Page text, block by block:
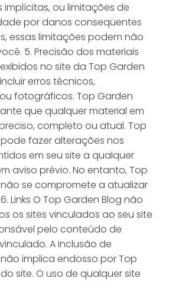
implícitas, ou limitações de
por danos conseqüentes
essas limitações podem não
5. Precisão dos materiais
no site da Top Garden
erros técnicos,
fotográficos. Top Garden
que qualquer material em
completo ou atual. Top
fazer alterações nos
em seu site a qualquer
aviso prévio. No entanto, Top
se compromete a atualizar
Links O Top Garden Blog não
os sites vinculados ao seu site
pelo conteúdo de
A inclusão de
implica endosso por Top
site. O uso de qualquer site